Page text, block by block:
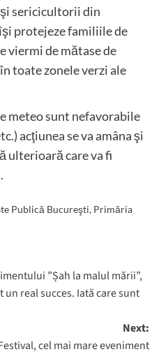
sericicultorii din
protejeze familiile de
viermi de mătase de
toate zonele verzi ale
meteo sunt nefavorabile
acţiunea se va amâna şi
ulterioară care va fi
Publică Bucureşti, Primăria
”Șah la malul mării”,
un real succes. Iată care sunt
Next:
cel mai mare eveniment